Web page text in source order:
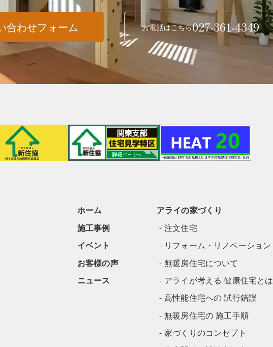
合わせフォーム お電話はこちら027-361-4349
ホーム
アライの家づくり
注文住宅
リフォーム・リノベーション
無暖房住宅について
アライが考える 健康住宅とは
高性能住宅への 試行錯誤
無暖房住宅の 施工手順
家づくりのコンセプト
施工事例
イベント
お客様の声
ニュース